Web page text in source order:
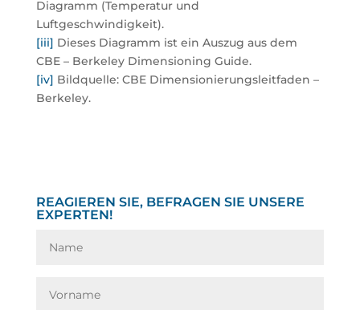
Diagramm (Temperatur und
Luftgeschwindigkeit).
[iii] Dieses Diagramm ist ein Auszug aus dem
CBE – Berkeley Dimensioning Guide.
[iv] Bildquelle: CBE Dimensionierungsleitfaden –
Berkeley.
REAGIEREN SIE, BEFRAGEN SIE UNSERE
EXPERTEN!